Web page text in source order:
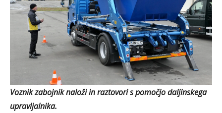
Voznik zabojnik naloži in raztovori s pomočjo daljinskega
upravljalnika.